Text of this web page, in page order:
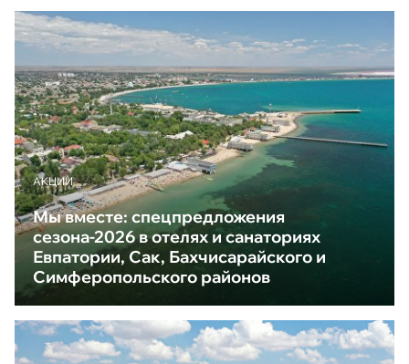
АКЦИИ
Мы вместе: спецпредложения
сезона-2026 в отелях и санаториях
Евпатории, Сак, Бахчисарайского и
Симферопольского районов